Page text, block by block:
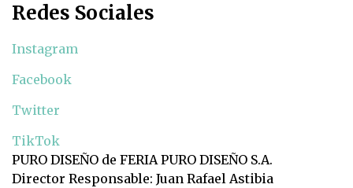
Redes Sociales
Instagram
Facebook
Twitter
TikTok
PURO DISEÑO de FERIA PURO DISEÑO S.A.
Director Responsable: Juan Rafael Astibia